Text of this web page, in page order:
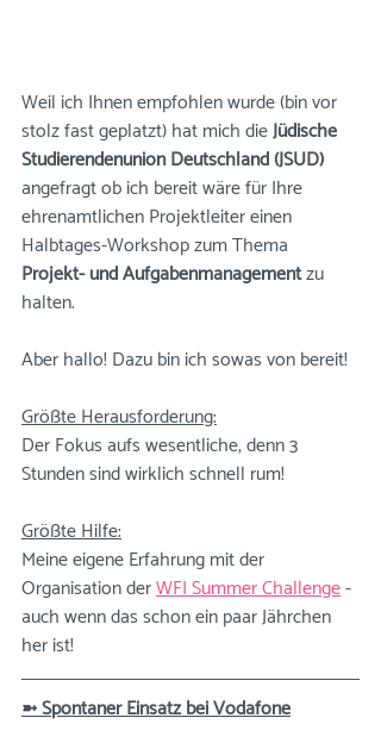
Weil ich Ihnen empfohlen wurde (bin vor
stolz fast geplatzt) hat mich die Jüdische
Studierendenunion Deutschland (JSUD)
angefragt ob ich bereit wäre für Ihre
ehrenamtlichen Projektleiter einen
Halbtages-Workshop zum Thema
Projekt- und Aufgabenmanagement zu
halten.
Aber hallo! Dazu bin ich sowas von bereit!
Größte Herausforderung:
Der Fokus aufs wesentliche, denn 3
Stunden sind wirklich schnell rum!
Größte Hilfe:
Meine eigene Erfahrung mit der
Organisation der WFI Summer Challenge -
auch wenn das schon ein paar Jährchen
her ist!
➼ Spontaner Einsatz bei Vodafone